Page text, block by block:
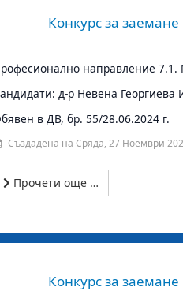
Конкурс за
направление
д-р Невена
в ДВ, бр. 55/28.06.2024 г.
Създадена на Сряда, 27 Ноември
Прочети още …
Конкурс за